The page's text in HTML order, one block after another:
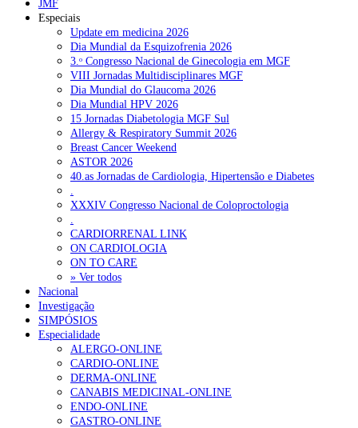
Enfermeiros exigem esclarecimentos sobre eventual gestão
privada da ULS do Algarve 7 de Agosto, 2026
Ordem dos Médicos alerta para riscos no novo sistema de acesso
a consultas e cirurgias 7 de Agosto, 2026
Portugal está a formar os médicos de que precisa?
NOTÍCIAS MAIS LIDAS
Enfermagem Forense. “Da urgência ao tribunal, cada
gesto conta e cada profissional faz a diferença”
203 visualizações
1.º Episódio do Podcast “Frequência Cardio – Sintoniza-
te na Insuficiência Cardíaca” da Bayer
169 visualizações
Alguns milhares de utentes podem ficar sem médico de
família com nova regras do registo, alerta associação
132 visualizações
JMF
Especiais
Update em medicina 2026
Dia Mundial da Esquizofrenia 2026
3.ᵒ Congresso Nacional de Ginecologia em MGF
VIII Jornadas Multidisciplinares MGF
Dia Mundial do Glaucoma 2026
Dia Mundial HPV 2026
15 Jornadas Diabetologia MGF Sul
Allergy & Respiratory Summit 2026
Breast Cancer Weekend
ASTOR 2026
40.as Jornadas de Cardiologia, Hipertensão e Diabetes
.
XXXIV Congresso Nacional de Coloproctologia
.
CARDIORRENAL LINK
ON CARDIOLOGIA
ON TO CARE
» Ver todos
Nacional
Investigação
SIMPÓSIOS
Especialidade
ALERGO-ONLINE
CARDIO-ONLINE
DERMA-ONLINE
CANABIS MEDICINAL-ONLINE
ENDO-ONLINE
GASTRO-ONLINE